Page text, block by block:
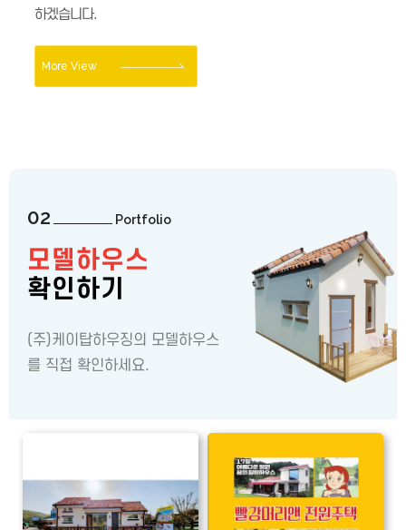
하겠습니다.
More View
02 Portfolio
모델하우스
확인하기
(주)케이탑하우징의 모델하우스
를 직접 확인하세요.